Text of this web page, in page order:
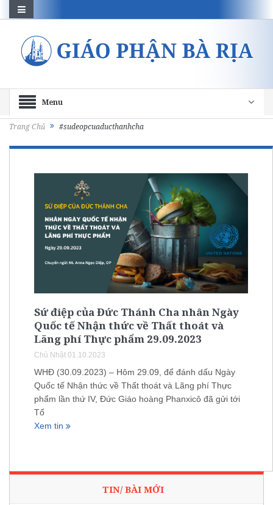
Menu
Trang Chủ #sudeopcuaducthanhcha
Sứ điệp của Đức Thánh Cha nhân Ngày
Quốc tế Nhận thức về Thất thoát và
Lãng phí Thực phẩm 29.09.2023
Chủ Nhật 01.10.2023
WHĐ (30.09.2023) – Hôm 29.09, để đánh dấu Ngày
Quốc tế Nhận thức về Thất thoát và Lãng phí Thực
phẩm lần thứ IV, Đức Giáo hoàng Phanxicô đã gửi tới
Tổ
Xem tin
TIN/ BÀI MỚI